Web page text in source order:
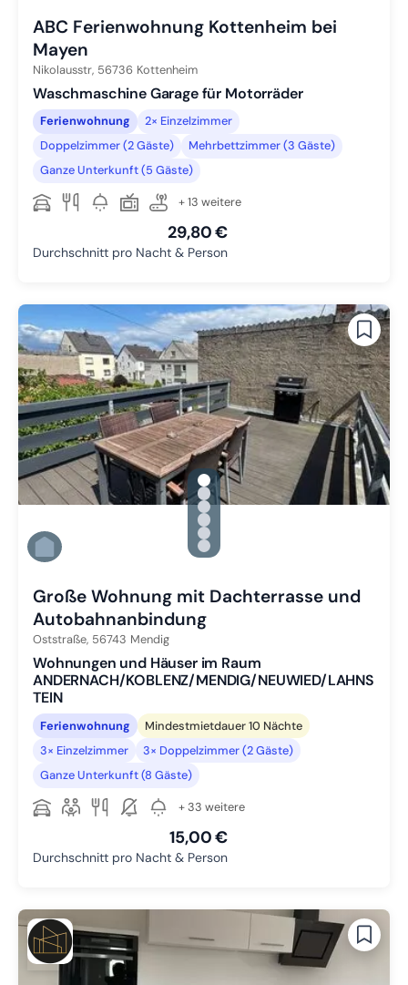
ABC Ferienwohnung Kottenheim bei
Mayen
Nikolausstr, 56736 Kottenheim
Waschmaschine Garage für Motorräder
Ferienwohnung
2× Einzelzimmer
Doppelzimmer (2 Gäste)
Mehrbettzimmer (3 Gäste)
Ganze Unterkunft (5 Gäste)
+ 13 weitere
29,80 €
Durchschnitt pro Nacht & Person
gallery.slide_selector
Zu Slide 1 wechseln
Zu Slide 2 wechseln
Zu Slide 3 wechseln
Zu Slide 4 wechseln
Zu Slide 5 wechseln
Zu Slide 6 wechseln
Große Wohnung mit Dachterrasse und
Autobahnanbindung
Oststraße, 56743 Mendig
Wohnungen und Häuser im Raum
ANDERNACH/KOBLENZ/MENDIG/NEUWIED/LAHNS
TEIN
Ferienwohnung
Mindestmietdauer 10 Nächte
3× Einzelzimmer
3× Doppelzimmer (2 Gäste)
Ganze Unterkunft (8 Gäste)
+ 33 weitere
15,00 €
Durchschnitt pro Nacht & Person